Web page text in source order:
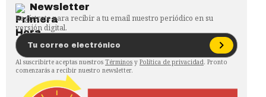
Newsletter
Regístrate para recibir a tu email nuestro periódico en su
versión digital.
Al suscribirte aceptas nuestros Términos y Política de privacidad. Pronto
comenzarás a recibir nuestro newsletter.